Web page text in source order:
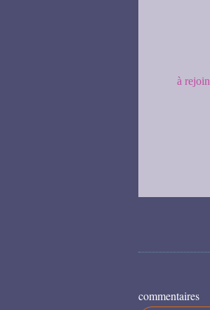
à
commentaires